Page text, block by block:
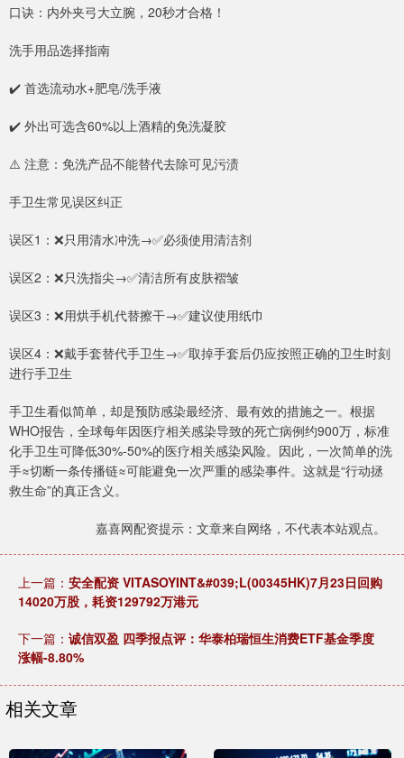
口诀：内外夹弓大立腕，20秒才合格！
洗手用品选择指南
✔️ 首选流动水+肥皂/洗手液
✔️ 外出可选含60%以上酒精的免洗凝胶
⚠️ 注意：免洗产品不能替代去除可见污渍
手卫生常见误区纠正
误区1：❌只用清水冲洗→✅必须使用清洁剂
误区2：❌只洗指尖→✅清洁所有皮肤褶皱
误区3：❌用烘手机代替擦干→✅建议使用纸巾
误区4：❌戴手套替代手卫生→✅取掉手套后仍应按照正确的卫生时刻
进行手卫生
手卫生看似简单，却是预防感染最经济、最有效的措施之一。根据
WHO报告，全球每年因医疗相关感染导致的死亡病例约900万，标准
化手卫生可降低30%-50%的医疗相关感染风险。因此，一次简单的洗
手≈切断一条传播链≈可能避免一次严重的感染事件。这就是“行动拯
救生命”的真正含义。
嘉喜网配资提示：文章来自网络，不代表本站观点。
上一篇： 安全配资 VITASOYINT&#039;L(00345HK)7月23日回购
14020万股，耗资129792万港元
下一篇： 诚信双盈 四季报点评：华泰柏瑞恒生消费ETF基金季度
涨幅-8.80%
相关文章